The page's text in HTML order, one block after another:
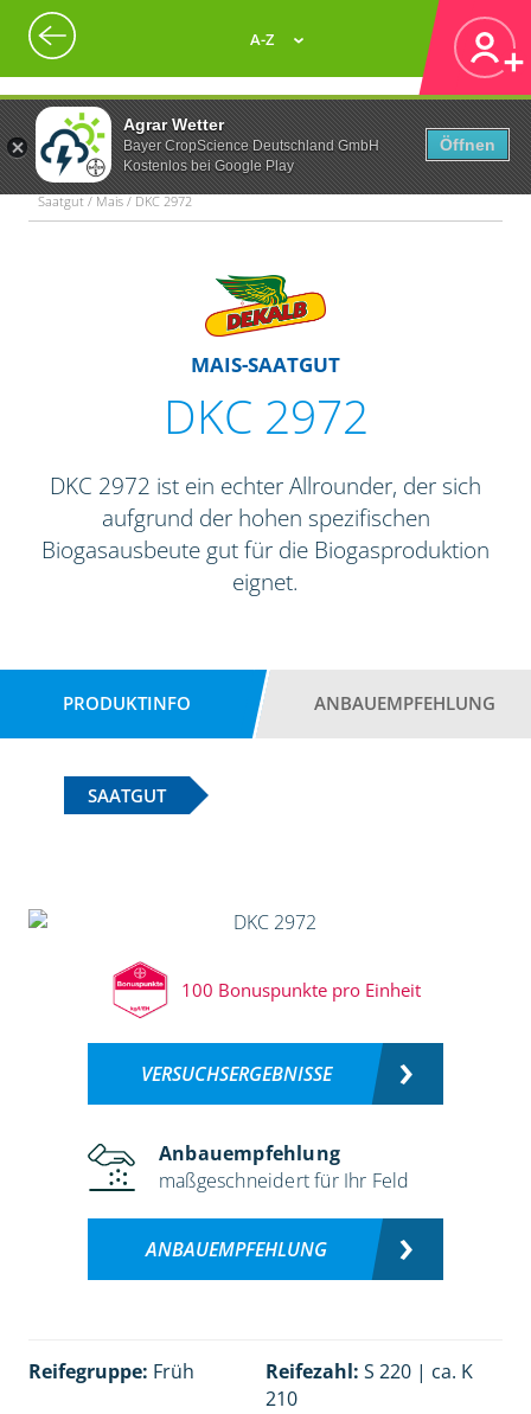
Agrar Wetter
Bayer CropScience Deutschland GmbH
Kostenlos bei Google Play
Öffnen
A-Z
Saatgut / Mais / DKC 2972
MAIS-SAATGUT
DKC 2972
DKC 2972 ist ein echter Allrounder, der sich
aufgrund der hohen spezifischen
Biogasausbeute gut für die Biogasproduktion
eignet.
PRODUKTINFO ANBAUEMPFEHLUNG
SAATGUT
100 Bonuspunkte pro Einheit
VERSUCHSERGEBNISSE
Anbauempfehlung
maßgeschneidert für Ihr Feld
ANBAUEMPFEHLUNG
Reifegruppe: Früh Reifezahl: S 220 | ca. K
210